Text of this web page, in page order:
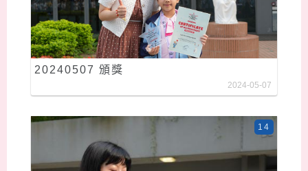
20240507 頒獎
2024-05-07
14